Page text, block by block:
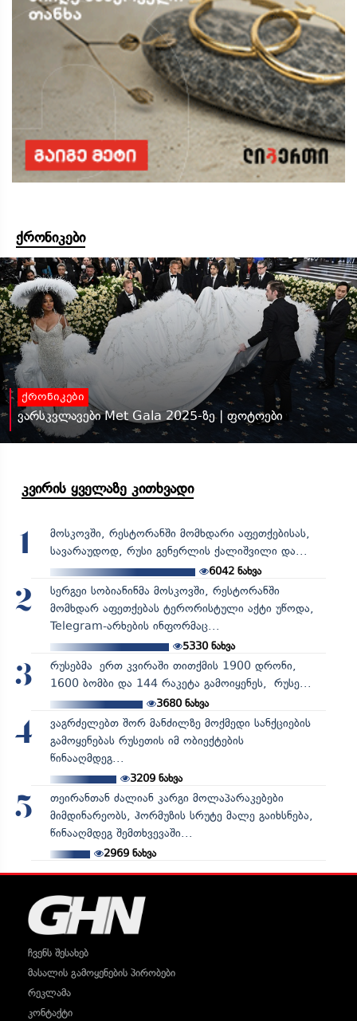
ქრონიკები
ქრონიკები
ვარსკვლავები Met Gala 2025-ზე | ფოტოები
კვირის ყველაზე კითხვადი
1
მოსკოვში, რესტორანში მომხდარი აფეთქებისას,
სავარაუდოდ, რუსი გენერლის ქალიშვილი და...
6042 ნახვა
2
სერგეი სობიანინმა მოსკოვში, რესტორანში
მომხდარ აფეთქებას ტერორისტული აქტი უწოდა,
Telegram-არხების ინფორმაც...
5330ნახვა
3
რუსებმა ერთ კვირაში თითქმის 1900 დრონი,
1600 ბომბი და 144 რაკეტა გამოიყენეს, რუსე...
3680ნახვა
4
ვაგრძელებთ შორ მანძილზე მოქმედი სანქციების
გამოყენებას რუსეთის იმ ობიექტების
წინააღმდეგ...
3209ნახვა
5
თეირანთან ძალიან კარგი მოლაპარაკებები
მიმდინარეობს, ჰორმუზის სრუტე მალე გაიხსნება,
წინააღმდეგ შემთხვევაში...
2969ნახვა
ჩვენს შესახებ
მასალის გამოყენების პირობები
რეკლამა
კონტაქტი